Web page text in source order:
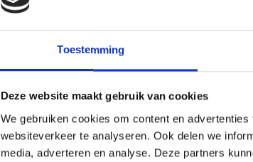
Toestemming
Deze website maakt gebruik van cookies
We gebruiken cookies om content en
websiteverkeer te analyseren. Ook delen we
media, adverteren en analyse. Deze partners